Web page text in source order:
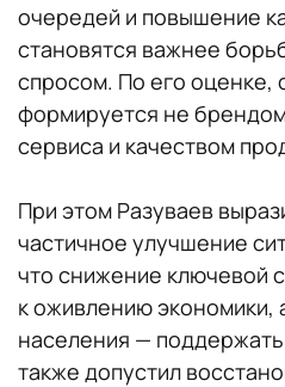
очередей и повышение
становятся важнее
спросом. По его оценке,
формируется не
сервиса и качеством
При этом Разуваев
частичное улучшение
что снижение ключевой
к оживлению экономики,
населения —
также допустил